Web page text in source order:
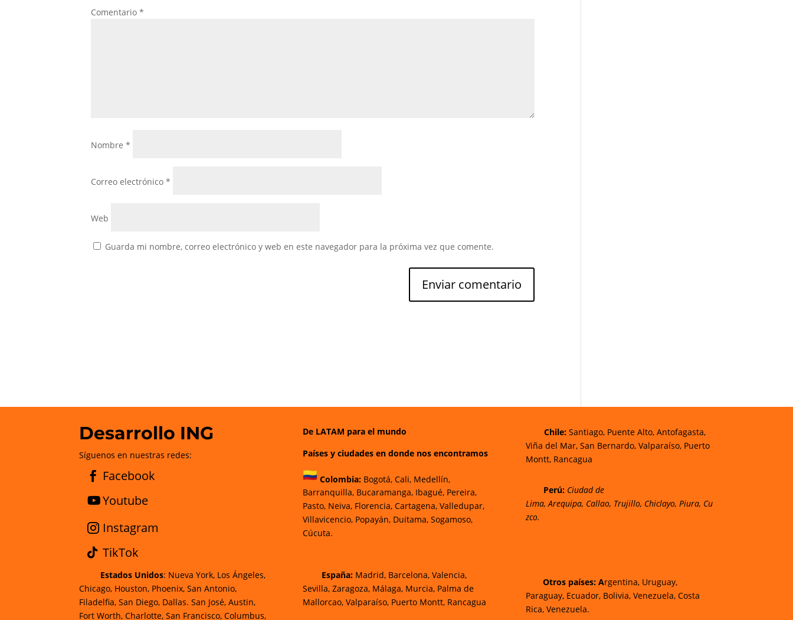
Comentario*
Nombre*
Correo electrónico*
Web
Guarda mi nombre, correo electrónico y web en este navegador para la próxima vez que comente.
Desarrollo ING
Síguenos en nuestras redes:
Facebook
Youtube
Instagram
TikTok
De LATAM para el mundo
Países y ciudades en donde nos encontramos
Colombia: Bogotá,Cali, Medellín,
Barranquilla,Bucaramanga,Ibagué,Pereira,
Pasto, Neiva, Florencia, Cartagena, Valledupar,
Villavicencio,Popayán, Duitama, Sogamoso,
Cúcuta.
Chile:Santiago, Puente Alto, Antofagasta,
Viña del Mar, San Bernardo, Valparaíso, Puerto
Montt, Rancagua
Perú: Ciudad de
Lima,Arequipa, Callao, Trujillo, Chiclayo, Piura, Cu
zco.
Estados Unidos: Nueva York, Los Ángeles,
Chicago, Houston, Phoenix, San Antonio,
Filadelfia, San Diego, Dallas. San José, Austin,
Fort Worth, Charlotte, San Francisco, Columbus,
España: Madrid, Barcelona, Valencia,
Sevilla, Zaragoza, Málaga, Murcia, Palma de
Mallorcao, Valparaíso, Puerto Montt, Rancagua
Otros países: Argentina, Uruguay,
Paraguay, Ecuador, Bolivia, Venezuela, Costa
Rica, Venezuela.